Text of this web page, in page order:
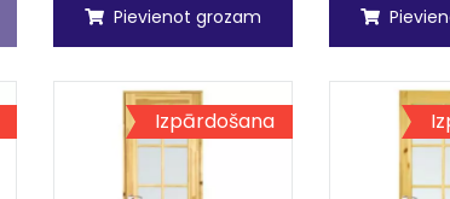
Pievienot grozam
Izpārdošana